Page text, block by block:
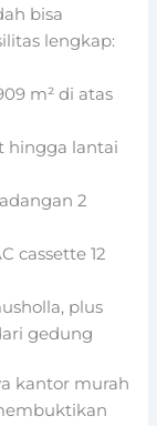
bisa
lengkap:
m² di atas
hingga lantai
2
cassette 12
plus
gedung
kantor murah